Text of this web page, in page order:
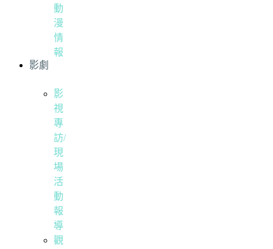
動
漫
情
報
影劇
影
視
專
訪/
現
場
活
動
報
導
觀